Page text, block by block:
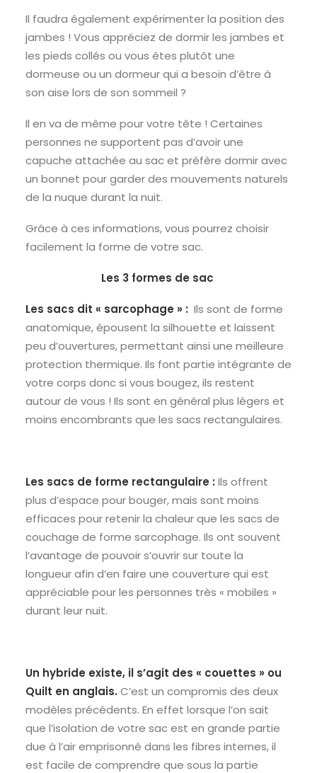
Il faudra également expérimenter la position des
jambes ! Vous appréciez de dormir les jambes et
les pieds collés ou vous êtes plutôt une
dormeuse ou un dormeur qui a besoin d’être à
son aise lors de son sommeil ?
Il en va de même pour votre tête ! Certaines
personnes ne supportent pas d’avoir une
capuche attachée au sac et préfère dormir avec
un bonnet pour garder des mouvements naturels
de la nuque durant la nuit.
Grâce à ces informations, vous pourrez choisir
facilement la forme de votre sac.
Les 3 formes de sac
Les sacs dit « sarcophage » : Ils sont de forme
anatomique, épousent la silhouette et laissent
peu d’ouvertures, permettant ainsi une meilleure
protection thermique. Ils font partie intégrante de
votre corps donc si vous bougez, ils restent
autour de vous ! Ils sont en général plus légers et
moins encombrants que les sacs rectangulaires.
Les sacs de forme rectangulaire : Ils offrent
plus d’espace pour bouger, mais sont moins
efficaces pour retenir la chaleur que les sacs de
couchage de forme sarcophage. Ils ont souvent
l’avantage de pouvoir s’ouvrir sur toute la
longueur afin d’en faire une couverture qui est
appréciable pour les personnes très « mobiles »
durant leur nuit.
Un hybride existe, il s’agit des « couettes » ou
Quilt en anglais. C’est un compromis des deux
modèles précédents. En effet lorsque l’on sait
que l’isolation de votre sac est en grande partie
due à l’air emprisonné dans les fibres internes, il
est facile de comprendre que sous la partie